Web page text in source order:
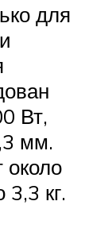
для
Вт,
мм.
около
3,3 кг.